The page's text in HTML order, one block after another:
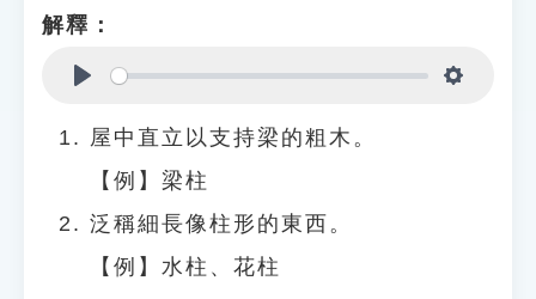
解釋：
屋中直立以支持梁的粗木。
【例】梁柱
泛稱細長像柱形的東西。
【例】水柱、花柱